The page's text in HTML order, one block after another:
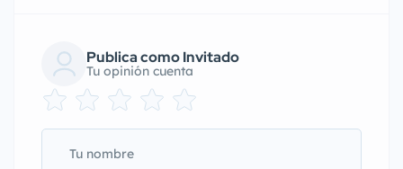
Publica como Invitado
Tu opinión cuenta